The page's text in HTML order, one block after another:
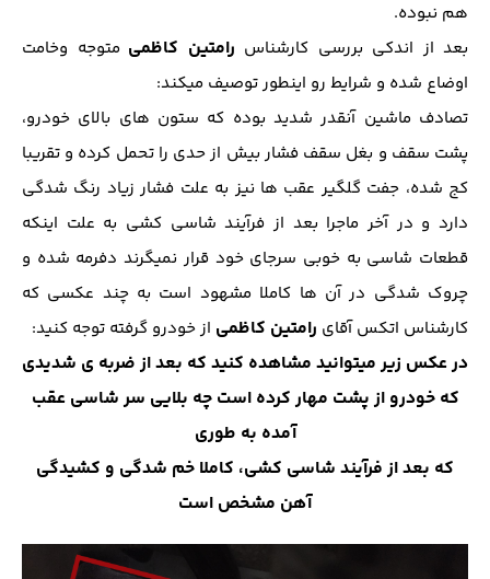
هم نبوده.
بعد از اندکی بررسی کارشناس رامتین کاظمی متوجه وخامت
اوضاع شده و شرایط رو اینطور توصیف میکند:
تصادف ماشین آنقدر شدید بوده که ستون های بالای خودرو،
پشت سقف و بغل سقف فشار بیش از حدی را تحمل کرده و تقریبا
کج شده، جفت گلگیر عقب ها نیز به علت فشار زیاد رنگ شدگی
دارد و در آخر ماجرا بعد از فرآیند شاسی کشی به علت اینکه
قطعات شاسی به خوبی سرجای خود قرار نمیگرند دفرمه شده و
چروک شدگی در آن ها کاملا مشهود است به چند عکسی که
کارشناس اتکس آقای رامتین کاظمی از خودرو گرفته توجه کنید:
در عکس زیر میتوانید مشاهده کنید که بعد از ضربه ی شدیدی
که خودرو از پشت مهار کرده است چه بلایی سر شاسی عقب
آمده به طوری
که بعد از فرآیند شاسی کشی، کاملا خم شدگی و کشیدگی
آهن مشخص است